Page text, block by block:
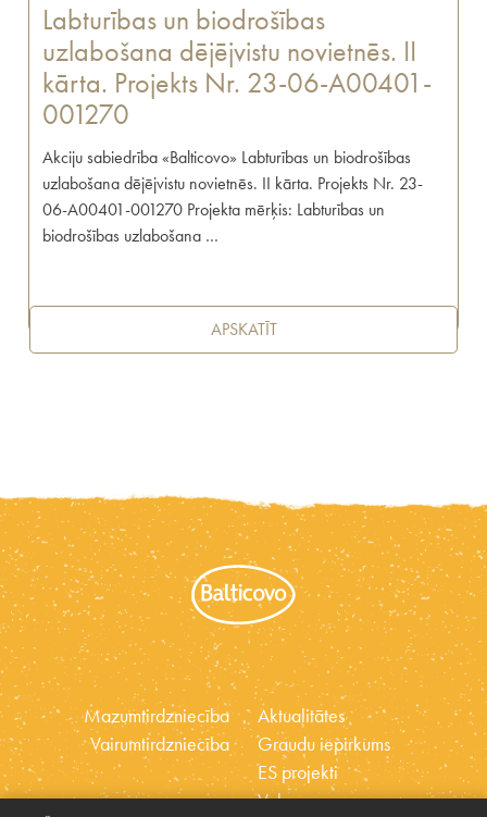
Labturības un biodrošības
uzlabošana dējējvistu novietnēs. II
kārta. Projekts Nr. 23-06-A00401-
001270
Akciju sabiedrība «Balticovo» Labturības un biodrošības
uzlabošana dējējvistu novietnēs. II kārta. Projekts Nr. 23-
06-A00401-001270 Projekta mērķis: Labturības un
biodrošības uzlabošana …
APSKATĪT
Mazumtirdzniecība
Vairumtirdzniecība
Aktualitātes
Graudu iepirkums
ES projekti
Vakances